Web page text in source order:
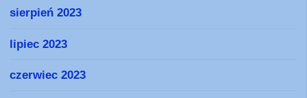
sierpień 2023
lipiec 2023
czerwiec 2023